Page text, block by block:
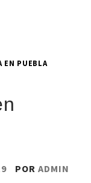
EN PUEBLA
POR ADMIN